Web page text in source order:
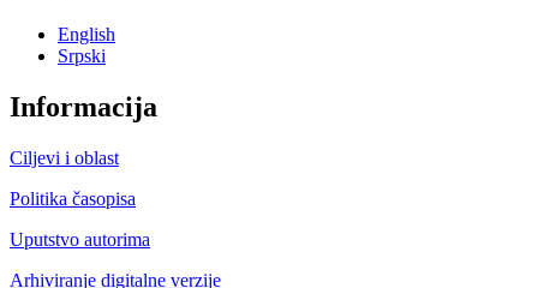
English
Srpski
Informacija
Ciljevi i oblast
Politika časopisa
Uputstvo autorima
Arhiviranje digitalne verzije